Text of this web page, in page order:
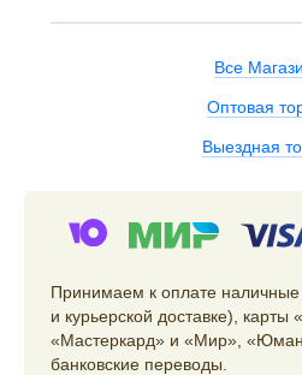
Все
Оптовая
Выездная
Принимаем к оплате
и курьерской доставке), карты
«Мастеркард» и «Мир»,
банковские переводы.